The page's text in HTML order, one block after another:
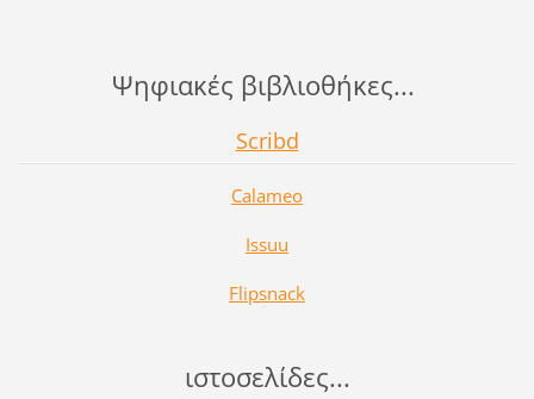
Ψηφιακές βιβλιοθήκες...
Scribd
Calameo
Issuu
Flipsnack
ιστοσελίδες...